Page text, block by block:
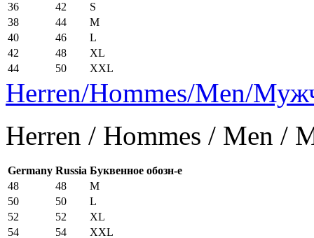
36
42
S
38
44
M
40
46
L
42
48
XL
44
50 XXL
Herren/Hommes/Men/
Herren / Hommes / Men /
Germany Russia Буквенное обозн-е
48
48
M
50
50
L
52
52
XL
54
54
XXL